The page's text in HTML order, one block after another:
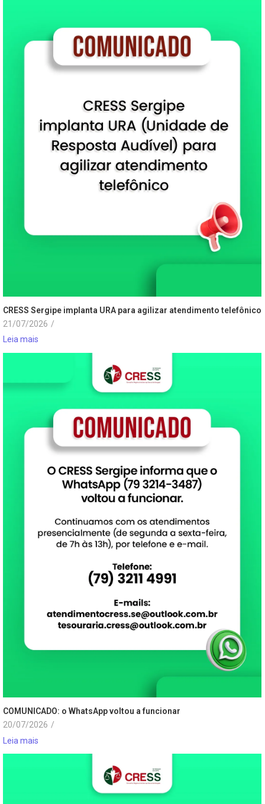
CRESS Sergipe implanta URA para agilizar atendimento telefônico
21/07/2026 /
Leia mais
COMUNICADO: o WhatsApp voltou a funcionar
20/07/2026 /
Leia mais